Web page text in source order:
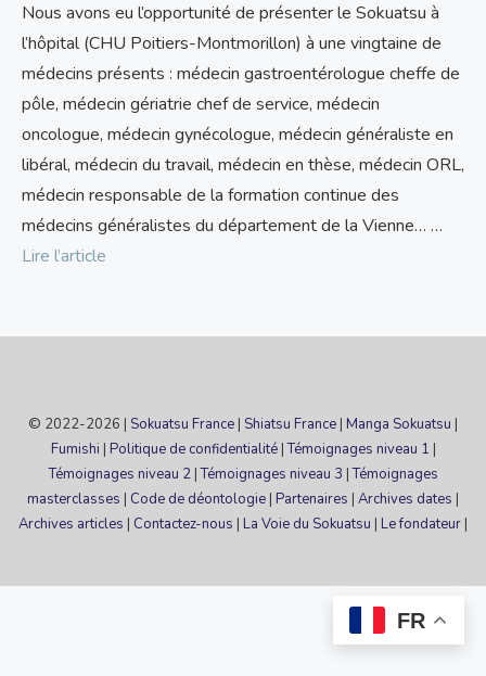
Nous avons eu l’opportunité de présenter le Sokuatsu à
l’hôpital (CHU Poitiers-Montmorillon) à une vingtaine de
médecins présents : médecin gastroentérologue cheffe de
pôle, médecin gériatrie chef de service, médecin
oncologue, médecin gynécologue, médecin généraliste en
libéral, médecin du travail, médecin en thèse, médecin ORL,
médecin responsable de la formation continue des
médecins généralistes du département de la Vienne… …
Lire l’article
© 2022-2026 | Sokuatsu France Shiatsu France Manga Sokuatsu
Fumishi Politique de confidentialité|Témoignages niveau 1
Témoignages niveau 2|Témoignages niveau 3 |Témoignages
masterclasses
Code de déontologie Partenaires Archives dates
Archives articles
Contactez-nous La Voie du Sokuatsu Le fondateur
FR